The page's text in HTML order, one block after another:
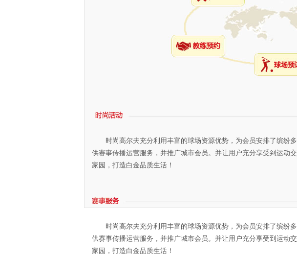
时尚高尔夫充分利用丰富的球场资源优势，为会员安排了缤纷
供赛事传播运营服务，并推广城市会员。并让用户充分享受到运动
家园，打造白金品质生活！
时尚高尔夫充分利用丰富的球场资源优势，为会员安排了缤纷
供赛事传播运营服务，并推广城市会员。并让用户充分享受到运动
家园，打造白金品质生活！